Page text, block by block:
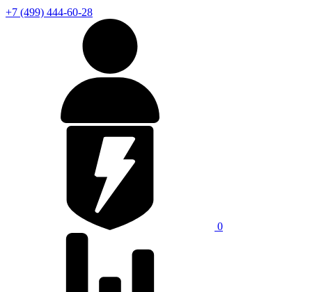
+7 (499) 444-60-28
0